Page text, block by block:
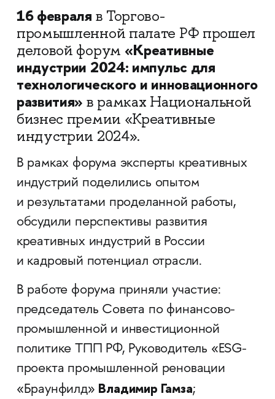
16 февраля в Торгово-
промышленной палате РФ прошел
деловой форум «Креативные
индустрии 2024: импульс для
технологического и инновационного
развития» в рамках Национальной
бизнес премии «Креативные
индустрии 2024».
В рамках форума эксперты креативных
индустрий поделились опытом
и результатами проделанной работы,
обсудили перспективы развития
креативных индустрий в России
и кадровый потенциал отрасли.
В работе форума приняли участие:
председатель Совета по финансово-
промышленной и инвестиционной
политике ТПП РФ, Руководитель «ESG-
проекта промышленной реновации
«Браунфилд» Владимир Гамза;